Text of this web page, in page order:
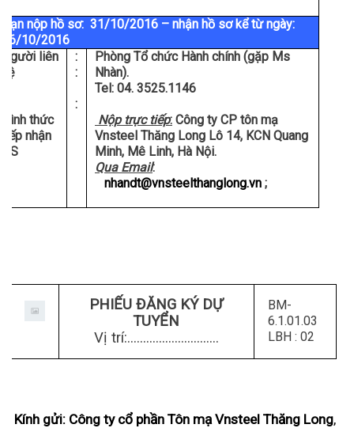
Hạn nộp hồ sơ: 31/10/2016 – nhận hồ sơ kể từ ngày:
16/10/2016
Người liên
hệ
Hình thức
tiếp nhận
HS
:
:
:
Phòng Tổ chức Hành chính (gặp Ms
Nhàn).
Tel: 04. 3525.1146
Nộp trực tiếp: Công ty CP tôn mạ
Vnsteel Thăng Long Lô 14, KCN Quang
Minh, Mê Linh, Hà Nội.
Qua Email:
nhandt@vnsteelthanglong.vn ;
PHIẾU ĐĂNG KÝ DỰ
TUYỂN
Vị trí:.............................
BM-
6.1.01.03
LBH : 02
Kính gửi: Công ty cổ phần Tôn mạ Vnsteel Thăng Long,